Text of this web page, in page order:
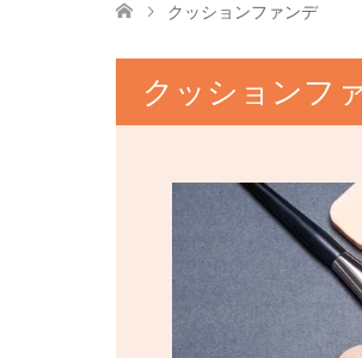
クッションファンデ
クッションフ